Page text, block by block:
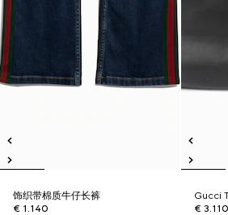
饰织带棉质牛仔长裤
€ 1.140
Gucci
€ 3.110